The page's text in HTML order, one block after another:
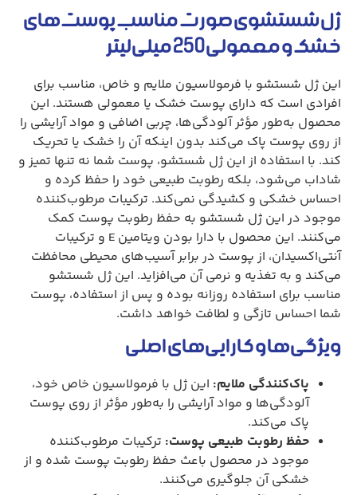
ژل شستشوی صورت مناسب پوست‌های
خشک و معمولی 250 میلی‌لیتر
این ژل شستشو با فرمولاسیون ملایم و خاص، مناسب برای
افرادی است که دارای پوست خشک یا معمولی هستند. این
محصول به‌طور مؤثر آلودگی‌ها، چربی اضافی و مواد آرایشی را
از روی پوست پاک می‌کند بدون اینکه آن را خشک یا تحریک
کند. با استفاده از این ژل شستشو، پوست شما نه تنها تمیز و
شاداب می‌شود، بلکه رطوبت طبیعی خود را حفظ کرده و
احساس خشکی و کشیدگی نمی‌کند. ترکیبات مرطوب‌کننده
موجود در این ژل شستشو به حفظ رطوبت پوست کمک
می‌کنند. این محصول با دارا بودن ویتامین E و ترکیبات
آنتی‌اکسیدان، از پوست در برابر آسیب‌های محیطی محافظت
می‌کند و به تغذیه و نرمی آن می‌افزاید. این ژل شستشو
مناسب برای استفاده روزانه بوده و پس از استفاده، پوست
شما احساس تازگی و لطافت خواهد داشت.
ویژگی‌ها و کارایی‌های اصلی
پاک‌کنندگی ملایم: این ژل با فرمولاسیون خاص خود،
آلودگی‌ها و مواد آرایشی را به‌طور مؤثر از روی پوست
پاک می‌کند.
حفظ رطوبت طبیعی پوست: ترکیبات مرطوب‌کننده
موجود در محصول باعث حفظ رطوبت پوست شده و از
خشکی آن جلوگیری می‌کنند.